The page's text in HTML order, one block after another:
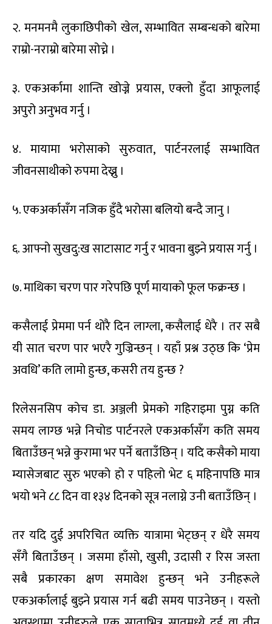
२. मनमनमै लुकाछिपीको खेल, सम्भावित सम्बन्धको बारेमा
राम्रो-नराम्रो बारेमा सोच्ने ।
३. एकअर्कामा शान्ति खोज्ने प्रयास, एक्लो हुँदा आफूलाई
अपुरो अनुभव गर्नु ।
४. मायामा भरोसाको सुरुवात, पार्टनरलाई सम्भावित
जीवनसाथीको रुपमा देख्नु ।
५. एकअर्कासँग नजिक हुँदै भरोसा बलियो बन्दै जानु ।
६. आफ्नो सुखदु:ख साटासाट गर्नु र भावना बुझ्ने प्रयास गर्नु ।
७. माथिका चरण पार गरेपछि पूर्ण मायाको फूल फक्रन्छ ।
कसैलाई प्रेममा पर्न थोरै दिन लाग्ला, कसैलाई धेरै । तर सबै
यी सात चरण पार भएरै गुज्रिन्छन् । यहाँ प्रश्न उठ्छ कि ‘प्रेम
अवधि’ कति लामो हुन्छ, कसरी तय हुन्छ ?
रिलेसनसिप कोच डा. अञ्जली प्रेमको गहिराइमा पुग्न कति
समय लाग्छ भन्ने निचोड पार्टनरले एकअर्कासँग कति समय
बिताउँछन् भन्ने कुरामा भर पर्ने बताउँछिन् । यदि कसैको माया
म्यासेजबाट सुरु भएको हो र पहिलो भेट ६ महिनापछि मात्र
भयो भने ८८ दिन वा १३४ दिनको सूत्र नलाग्ने उनी बताउँछिन् ।
तर यदि दुई अपरिचित व्यक्ति यात्रामा भेट्छन् र धेरै समय
सँगै बिताउँछन् । जसमा हाँसो, खुसी, उदासी र रिस जस्ता
सबै प्रकारका क्षण समावेश हुन्छन् भने उनीहरूले
एकअर्कालाई बुझ्ने प्रयास गर्न बढी समय पाउनेछन् । यस्तो